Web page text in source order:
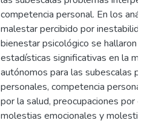
competencia personal. En los
malestar percibido por
bienestar psicológico se hallaron
estadísticas significativas en la
autónomos para las subescalas
personales, competencia
por la salud, preocupaciones por
molestias emocionales y